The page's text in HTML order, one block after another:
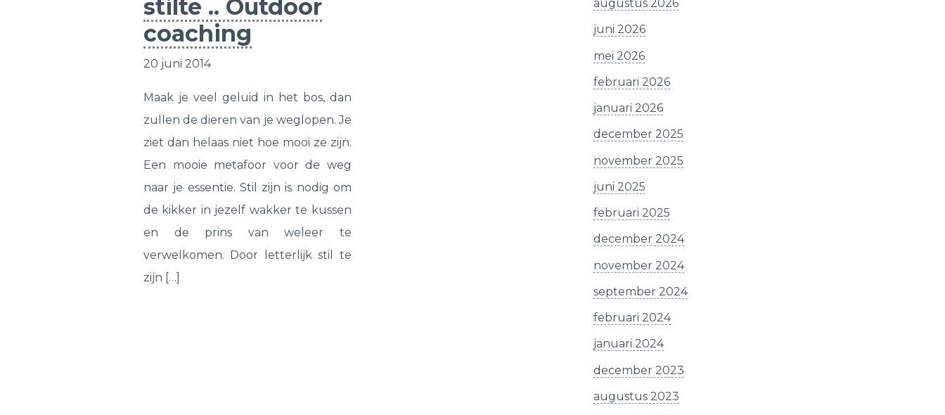
stilte .. Outdoor
coaching
20 juni 2014
Maak je veel geluid in het bos, dan
zullen de dieren van je weglopen. Je
ziet dan helaas niet hoe mooi ze zijn.
Een mooie metafoor voor de weg
naar je essentie. Stil zijn is nodig om
de kikker in jezelf wakker te kussen
en de prins van weleer te
verwelkomen. Door letterlijk stil te
zijn […]
augustus 2026
juni 2026
mei 2026
februari 2026
januari 2026
december 2025
november 2025
juni 2025
februari 2025
december 2024
november 2024
september 2024
februari 2024
januari 2024
december 2023
augustus 2023